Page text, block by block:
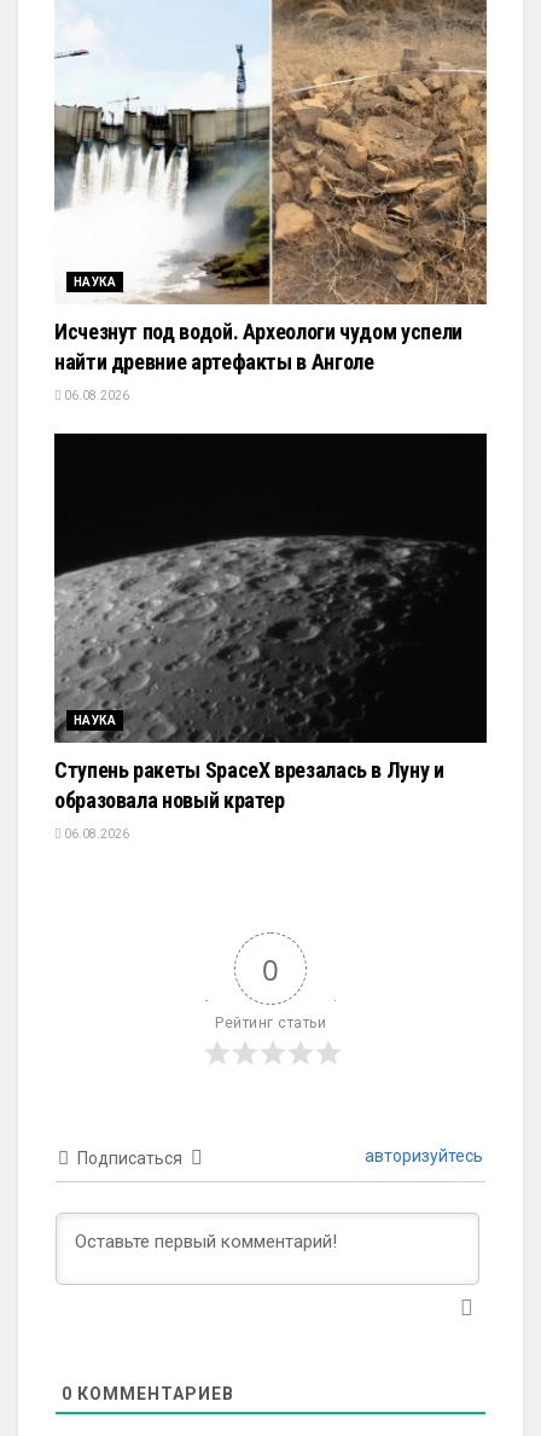
НАУКА
Исчезнут под водой. Археологи чудом успели
найти древние артефакты в Анголе
06.08.2026
НАУКА
Ступень ракеты SpaceX врезалась в Луну и
образовала новый кратер
06.08.2026
0
Рейтинг статьи
Подписаться авторизуйтесь
0 КОММЕНТАРИЕВ